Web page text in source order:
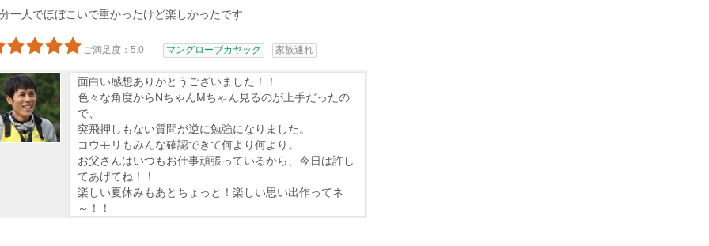
一人でほぼこいで重かったけど楽しかったです
ご満足度：5.0 マングローブカヤック 家族連れ
面白い感想ありがとうございました！！
色々な角度からNちゃんMちゃん見るのが上手だったの
で、
突飛押しもない質問が逆に勉強になりました。
コウモリもみんな確認できて何より何より。
お父さんはいつもお仕事頑張っているから、今日は許し
てあげてね！！
楽しい夏休みもあとちょっと！楽しい思い出作ってネ
～！！